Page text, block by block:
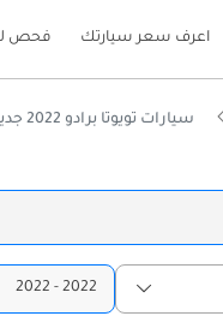
اعرف سعر سيارتك فحص
سيارات تويوتا برادو 2022 جديدة للبيع في الإمارات
2022 - 2022